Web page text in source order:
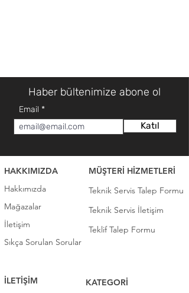
Haber bültenimize abone ol
Email
Katıl
HAKKIMIZDA
Hakkımızda
Mağazalar
İletişim
Sıkça Sorulan Sorular
MÜŞTERİ HİZMETLERİ
Teknik Servis Talep Formu
Teknik Servis İletişim
Teklif Talep Formu
İLETİŞİM
KATEGORİ